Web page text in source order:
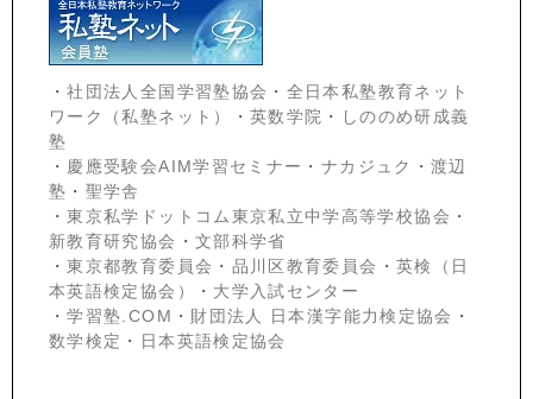
・社団法人全国学習塾協会 ・ 全日本私塾教育ネット
ワーク（私塾ネット）
・ 英数学院 ・
しののめ研成義
塾
・ 慶應受験会AIM学習セミナー ・ ナカジュク ・ 渡辺
塾 ・ 聖学舎
・東京私学ドットコム東京私立中学高等学校協会 ・
新教育研究協会 ・ 文部科学省
・東京都教育委員会 ・ 品川区教育委員会 ・ 英検（日
本英語検定協会）
・ 大学入試センター
・学習塾.COM ・ 財団法人 日本漢字能力検定協会 ・
数学検定 ・ 日本英語検定協会